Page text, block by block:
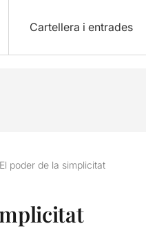
Cartellera i entrades
El poder de la simplicitat